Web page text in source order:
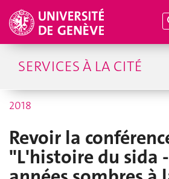
SERVICES À LA CITÉ
2018
Revoir la
"L'histoire du sida